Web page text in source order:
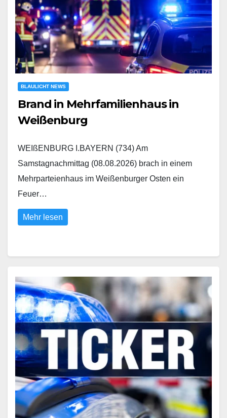
BLAULICHT NEWS
Brand in Mehrfamilienhaus in
Weißenburg
WEIßENBURG I.BAYERN (734) Am
Samstagnachmittag (08.08.2026) brach in einem
Mehrparteienhaus im Weißenburger Osten ein
Feuer…
Mehr lesen